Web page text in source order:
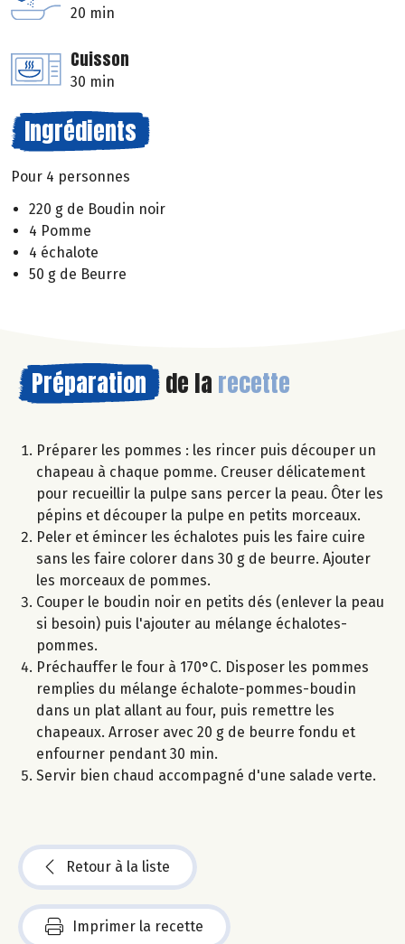
20 min
Cuisson
30 min
Ingrédients
Pour 4 personnes
220 g de Boudin noir
4 Pomme
4 échalote
50 g de Beurre
Préparation de la recette
Préparer les pommes : les rincer puis découper un
chapeau à chaque pomme. Creuser délicatement
pour recueillir la pulpe sans percer la peau. Ôter les
pépins et découper la pulpe en petits morceaux.
Peler et émincer les échalotes puis les faire cuire
sans les faire colorer dans 30 g de beurre. Ajouter
les morceaux de pommes.
Couper le boudin noir en petits dés (enlever la peau
si besoin) puis l'ajouter au mélange échalotes-
pommes.
Préchauffer le four à 170°C. Disposer les pommes
remplies du mélange échalote-pommes-boudin
dans un plat allant au four, puis remettre les
chapeaux. Arroser avec 20 g de beurre fondu et
enfourner pendant 30 min.
Servir bien chaud accompagné d'une salade verte.
Retour à la liste
Imprimer la recette